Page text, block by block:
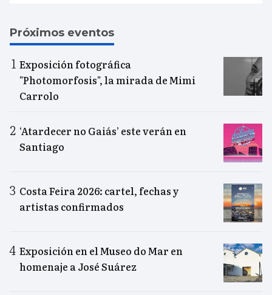
Próximos eventos
Exposición fotográfica
"Photomorfosis", la mirada de Mimi
Carrolo
‘Atardecer no Gaiás’ este verán en
Santiago
Costa Feira 2026: cartel, fechas y
artistas confirmados
Exposición en el Museo do Mar en
homenaje a José Suárez